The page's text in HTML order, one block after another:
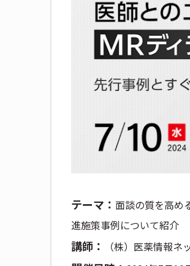
テーマ： 面談の質を高め
進施策事例について紹介
講師： （株）医薬情報